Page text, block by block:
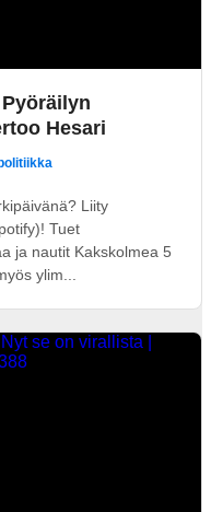
Hesari
Liity
Tuet
ja nautit Kakskolmea 5
ylim...